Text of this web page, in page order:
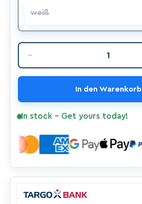
weiß
Variante
oder
nicht
Anzahl
die
Joyor
Offroad
E-
Y6-
S
In den Warenkorb
In stock - Get yours today!